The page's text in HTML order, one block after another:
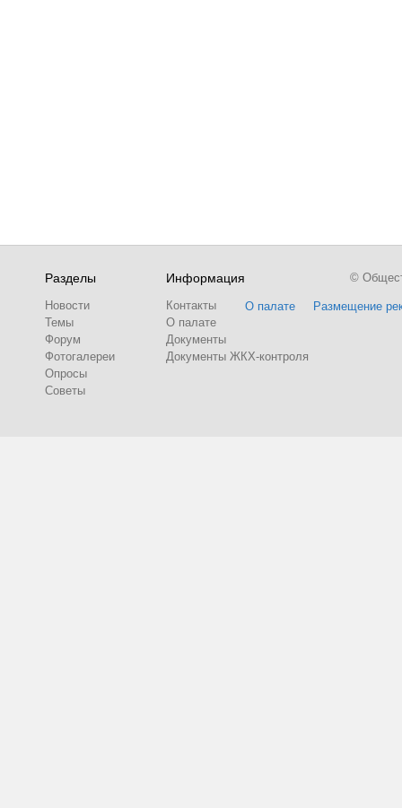
Разделы
Новости
Темы
Форум
Фотогалереи
Опросы
Советы
Информация
Контакты
О палате
Документы
Документы ЖКХ-контроля
О палате Размещение
©